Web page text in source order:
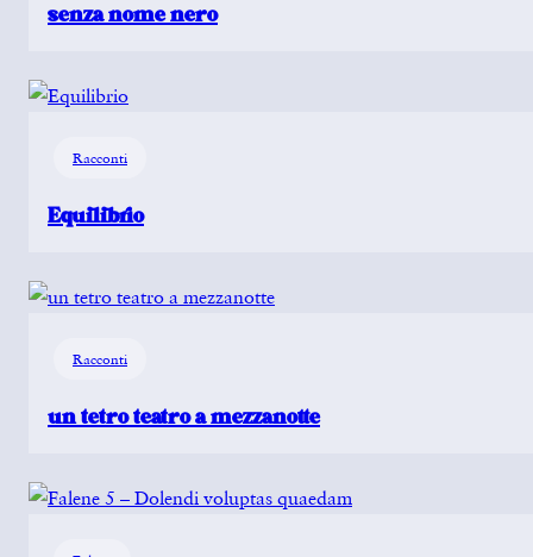
senza nome nero
Racconti
Equilibrio
Racconti
un tetro teatro a mezzanotte